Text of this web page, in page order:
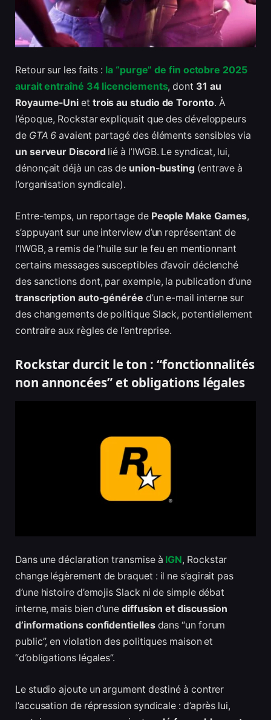
Retour sur les faits : la “purge” de fin octobre 2025
aurait entraîné 34 licenciements, dont 31 au
Royaume-Uni et trois au studio de Toronto. À
l’époque, Rockstar expliquait que des développeurs
de GTA 6 avaient partagé des éléments sensibles via
un serveur Discord lié à l’IWGB. Le syndicat, lui,
dénonçait déjà un cas de union-busting(entrave à
l’organisation syndicale).
Entre-temps, un reportage de People Make Games,
s’appuyant sur une interview d’un représentant de
l’IWGB, a remis de l’huile sur le feu en mentionnant
certains messages susceptibles d’avoir déclenché
des sanctions dont, par exemple, la publication d’une
transcription auto-générée d’un e-mail interne sur
des changements de politique Slack, potentiellement
contraire aux règles de l’entreprise.
Rockstar durcit le ton : “fonctionnalités
non annoncées” et obligations légales
Dans une déclaration transmise à IGN, Rockstar
change légèrement de braquet : il ne s’agirait pas
d’une histoire d’emojis Slack ni de simple débat
interne, mais bien d’unediffusion et discussion
d’informations confidentiellesdans “un forum
public”, en violation des politiques maison et
“d’obligations légales”.
Le studio ajoute un argument destiné à contrer
l’accusation de répression syndicale : d’après lui,